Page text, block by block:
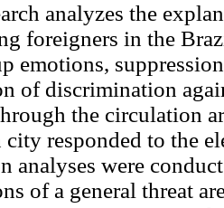
analyzes the
foreigners in the
emotions,
of discrimination
the circulation
responded to the
analyses were
of a general threat